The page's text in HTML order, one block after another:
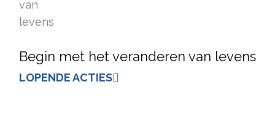
Begin met het veranderen van levens
LOPENDE ACTIES